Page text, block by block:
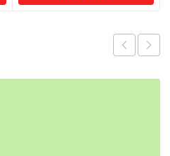
era:
es: